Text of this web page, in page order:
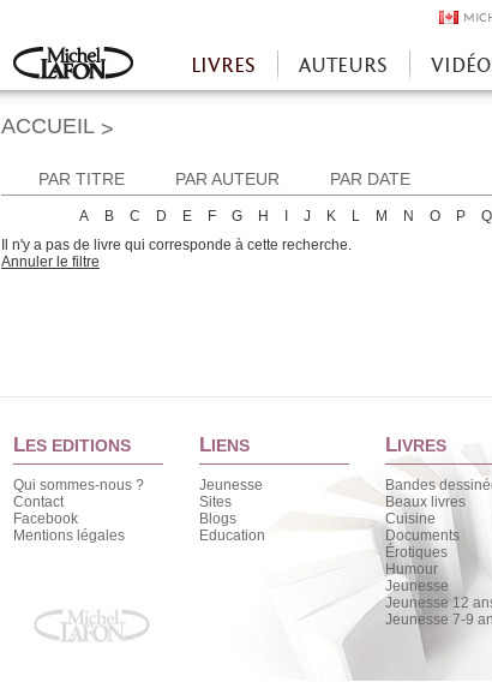
Accueil
LIVRES AUTEURS
ACCUEIL >
PAR TITRE PAR AUTEUR PAR DATE
A B C D E F G H J K L M N O P Q
Il n'y a pas de livre qui corresponde à cette recherche.
Annuler le filtre
LES EDITIONS
Qui sommes-nous ?
Contact
Facebook
Mentions légales
LIENS
Jeunesse
Sites
Blogs
Education
LIVRES
Bandes
Beaux livres
Cuisine
Documents
Érotiques
Humour
Jeunesse
Jeunesse 12
Jeunesse 7-9